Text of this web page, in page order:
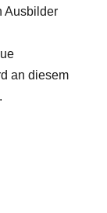
Ausbilder
an diesem